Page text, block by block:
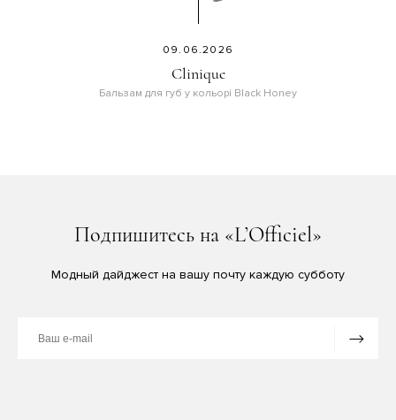
09.06.2026
Clinique
Бальзам для губ у кольорі Black Honey
Подпишитесь на «L’Officiel»
Модный дайджест на вашу почту каждую субботу